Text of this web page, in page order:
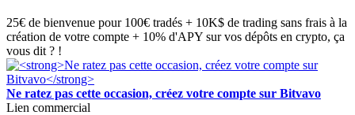
25€ de bienvenue pour 100€ tradés + 10K$ de trading sans frais à la
création de votre compte + 10% d'APY sur vos dépôts en crypto, ça
vous dit ? !
Ne ratez pas cette occasion, créez votre compte sur Bitvavo
Lien commercial